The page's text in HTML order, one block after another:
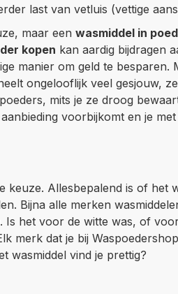
last van vetluis (vettige
maar een wasmiddel in
kopen kan aardig bijdragen
manier om geld te
ongelooflijk veel gesjouw,
mits je ze droog
voorbijkomt en je
keuze. Allesbepalend is of het
Bijna alle merken
het voor de witte was, of
merk dat je bij
wasmiddel vind je prettig?